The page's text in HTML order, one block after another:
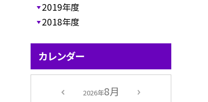
2019年度
2018年度
カレンダー
2026年8月